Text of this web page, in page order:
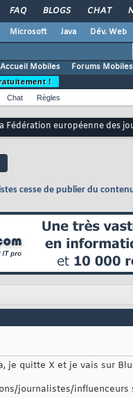
FAQ BLOGS CHAT
Microsoft Java Dév. Web
Accueil Mobiles
Forums Mobiles
!
Chat Règles
Fédération européenne des
cesse de publier du
je quitte X et je vais sur
journalistes/